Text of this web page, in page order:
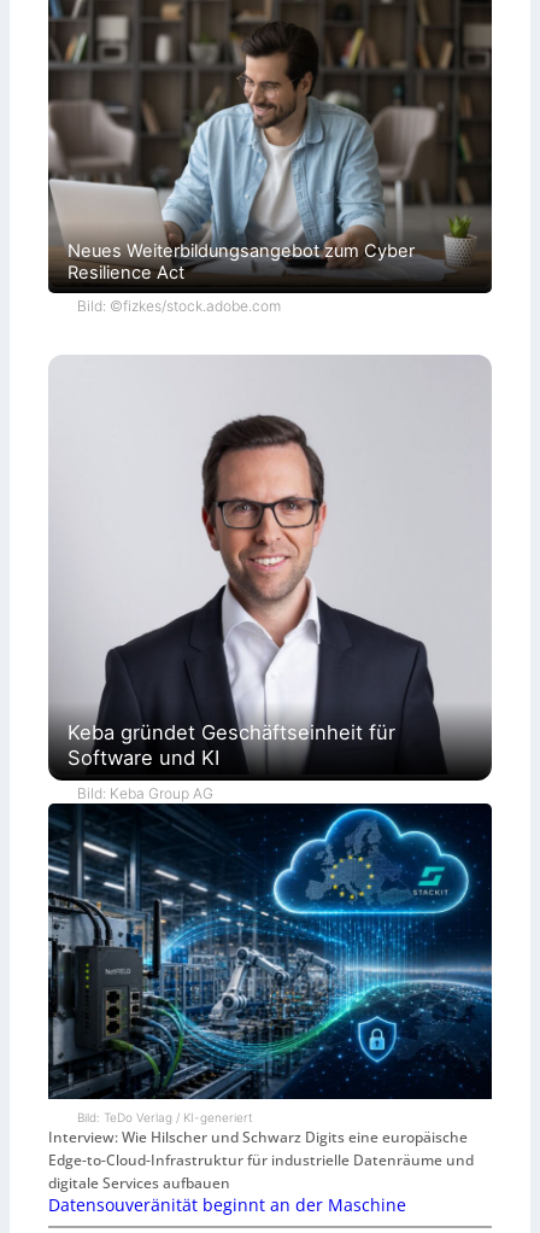
i
h
Neues Weiterbildungsangebot zum Cyber
Resilience Act
Bild: ©fizkes/stock.adobe.com
Keba gründet Geschäftseinheit für
Software und KI
Bild: Keba Group AG
Bild: TeDo Verlag / KI-generiert
Interview: Wie Hilscher und Schwarz Digits eine europäische
Edge-to-Cloud-Infrastruktur für industrielle Datenräume und
digitale Services aufbauen
Datensouveränität beginnt an der Maschine